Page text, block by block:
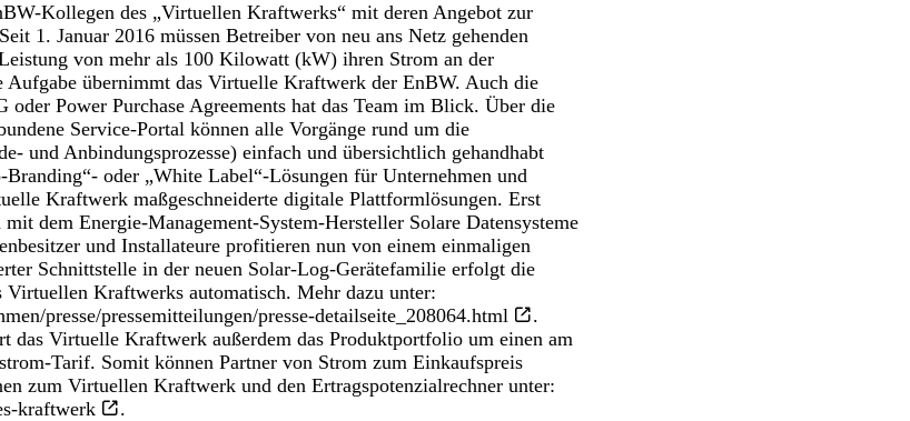
Kollegen des „Virtuellen Kraftwerks“ mit deren Angebot zur
1. Januar 2016 müssen Betreiber von neu ans Netz gehenden
von mehr als 100 Kilowatt (kW) ihren Strom an der
Aufgabe übernimmt das Virtuelle Kraftwerk der EnBW. Auch die
oder Power Purchase Agreements hat das Team im Blick. Über die
Service-Portal können alle Vorgänge rund um die
und Anbindungsprozesse) einfach und übersichtlich gehandhabt
Branding“- oder „White Label“-Lösungen für Unternehmen und
Kraftwerk maßgeschneiderte digitale Plattformlösungen. Erst
dem Energie-Management-System-Hersteller Solare Datensysteme
und Installateure profitieren nun von einem einmaligen
Schnittstelle in der neuen Solar-Log-Gerätefamilie erfolgt die
Kraftwerks automatisch. Mehr dazu unter:
presse/pressemitteilungen/presse-detailseite_208064.html
.
das Virtuelle Kraftwerk außerdem das Produktportfolio um einen am
Tarif. Somit können Partner von Strom zum Einkaufspreis
zum Virtuellen Kraftwerk und den Ertragspotenzialrechner unter:
kraftwerk
.